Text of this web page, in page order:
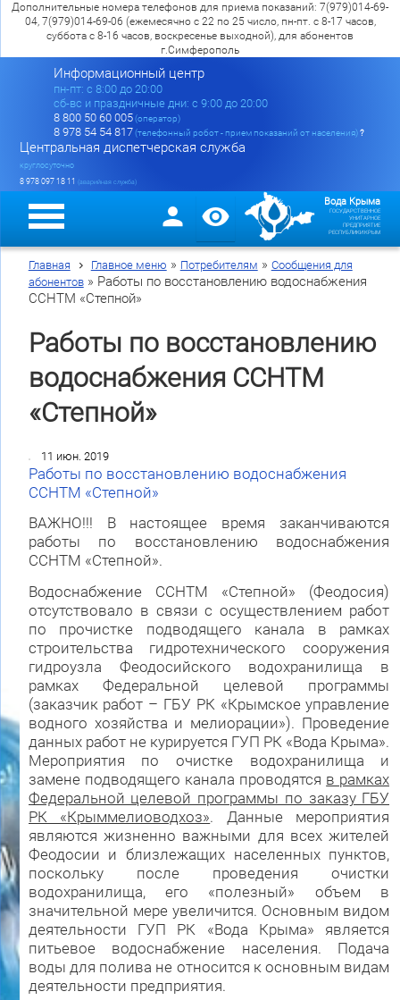
Дополнительные номера телефонов для приема показаний: 7(979)014-69-
04, 7(979)014-69-06 (ежемесячно с 22 по 25 число, пн-пт. с 8-17 часов,
суббота с 8-16 часов, воскресенье выходной), для абонентов
г.Симферополь
Информационный центр
пн-пт: c 8:00 до 20:00
сб-вс и праздничные дни: с 9:00 до 20:00
8 800 50 60 005(оператор)
8 978 54 54 817(телефонный робот - прием показаний от населения)?
Центральная диспетчерская служба
круглосуточно
8 978 097 18 11 (аварийная служба)
Вода Крыма
ГОСУДАРСТВЕННОЕ
УНИТАРНОЕ
ПРЕДПРИЯТИЕ
РЕСПУБЛИКИ КРЫМ
Главная Главное меню » Потребителям » Сообщения для
абонентов» Работы по восстановлению водоснабжения
ССНТМ «Степной»
Работы по восстановлению
водоснабжения ССНТМ
«Степной»
11 июн. 2019
Работы по восстановлению водоснабжения
ССНТМ «Степной»
ВАЖНО!!! В настоящее время заканчиваются
работы по восстановлению водоснабжения
ССНТМ «Степной».
Водоснабжение ССНТМ «Степной» (Феодосия)
отсутствовало в связи с осуществлением работ
по прочистке подводящего канала в рамках
строительства гидротехнического сооружения
гидроузла Феодосийского водохранилища в
рамках Федеральной целевой программы
(заказчик работ – ГБУ РК «Крымское управление
водного хозяйства и мелиорации»). Проведение
данных работ не курируется ГУП РК «Вода Крыма».
Мероприятия по очистке водохранилища и
замене подводящего канала проводятся в рамках
Федеральной целевой программы по заказу ГБУ
РК «Крыммелиоводхоз». Данные мероприятия
являются жизненно важными для всех жителей
Феодосии и близлежащих населенных пунктов,
поскольку после проведения очистки
водохранилища, его «полезный» объем в
значительной мере увеличится. Основным видом
деятельности ГУП РК «Вода Крыма» является
питьевое водоснабжение населения. Подача
воды для полива не относится к основным видам
деятельности предприятия.